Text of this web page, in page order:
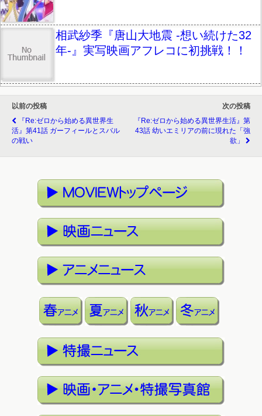
相武紗季『唐山大地震 -想い続けた32
年-』実写映画アフレコに初挑戦！！
以前の投稿
『Re:ゼロから始める異世界生
活』第41話 ガーフィールとスバル
の戦い
次の投稿
『Re:ゼロから始める異世界生活』第
43話 幼いエミリアの前に現れた「強
欲」